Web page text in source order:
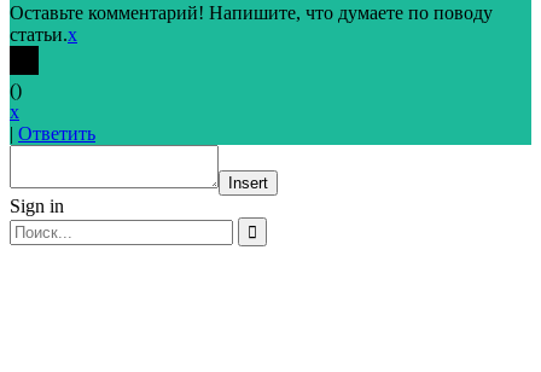
Оставьте комментарий! Напишите, что думаете по поводу
статьи.x
()
x
| Ответить
Insert
Sign in